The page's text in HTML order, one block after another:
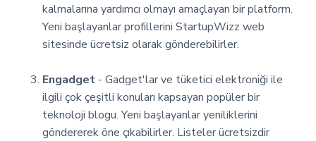
kalmalarına yardımcı olmayı amaçlayan bir platform.
Yeni başlayanlar profillerini StartupWizz web
sitesinde ücretsiz olarak gönderebilirler.
Engadget - Gadget'lar ve tüketici elektroniği ile
ilgili çok çeşitli konuları kapsayan popüler bir
teknoloji blogu. Yeni başlayanlar yeniliklerini
göndererek öne çıkabilirler. Listeler ücretsizdir